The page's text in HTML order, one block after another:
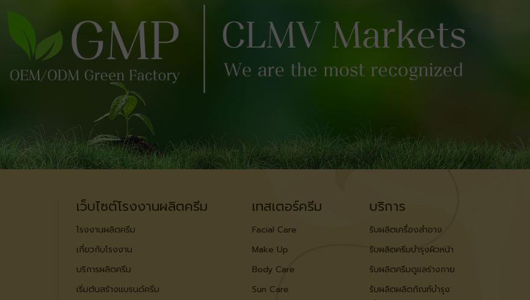
เว็บไซต์โรงงานผลิตครีม
โรงงานผลิตครีม
เกี่ยวกับโรงงาน
บริการผลิตครีม
เริ่มต้นสร้างแบรนด์ครีม
เทสเตอร์ครีม
Facial Care
Make Up
Body Care
Sun Care
บริการ
รับผลิตเครื่องสำอาง
รับผลิตครีมบำรุงผิวหน้า
รับผลิตครีมดูแลร่างกาย
รับผลิตผลิตภัณฑ์บำรุง